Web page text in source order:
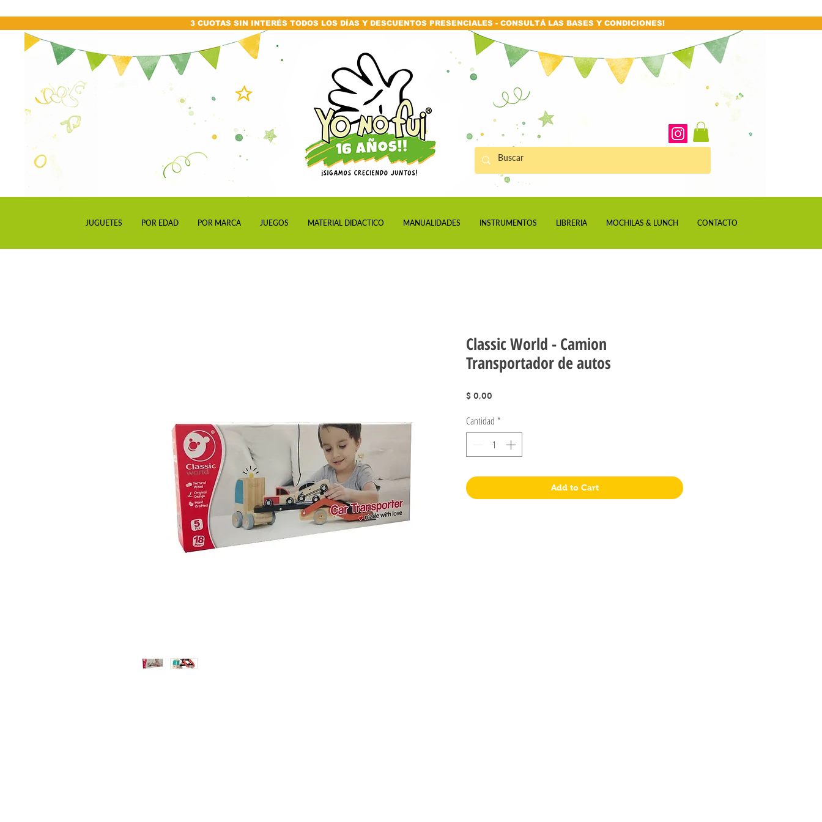
3 CUOTAS SIN INTERÉS TODOS LOS DÍAS Y DESCUENTOS PRESENCIALES - CONSULTÁ LAS BASES Y CONDICIONES!
JUGUETES POR EDAD POR MARCA JUEGOS MATERIAL DIDACTICO MANUALIDADES INSTRUMENTOS LIBRERIA MOCHILAS & LUNCH CONTACTO
Classic World - Camion
Transportador de autos
$ 0,00
Cantidad *
Add to Cart